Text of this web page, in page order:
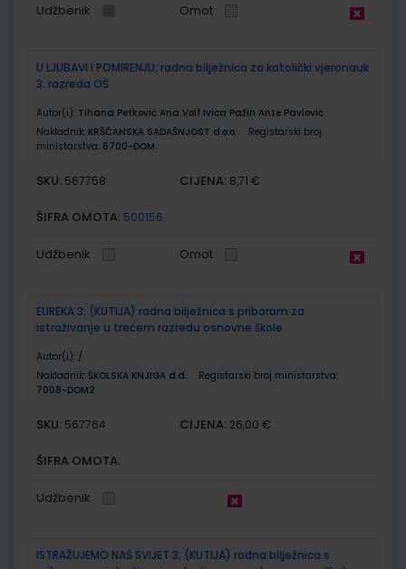
Udžbenik Omot
U LJUBAVI I POMIRENJU; radna bilježnica za katolički vjeronauk
3. razreda OŠ
Autor(i): Tihana Petković Ana Volf Ivica Pažin Ante Pavlović
Nakladnik: KRŠĆANSKA SADAŠNJOST d.o.o.
Registarski broj
ministarstva: 6700-DOM
SKU: 567758 CIJENA: 8,71 €
ŠIFRA OMOTA: 500156
Udžbenik Omot
EUREKA 3; (KUTIJA) radna bilježnica s priborom za
istraživanje u trećem razredu osnovne škole
Autor(i): /
Nakladnik: ŠKOLSKA KNJIGA d.d.
Registarski broj ministarstva:
7008-DOM2
SKU: 567764 CIJENA: 26,00 €
ŠIFRA OMOTA:
Udžbenik
ISTRAŽUJEMO NAŠ SVIJET 3; (KUTIJA) radna bilježnica s